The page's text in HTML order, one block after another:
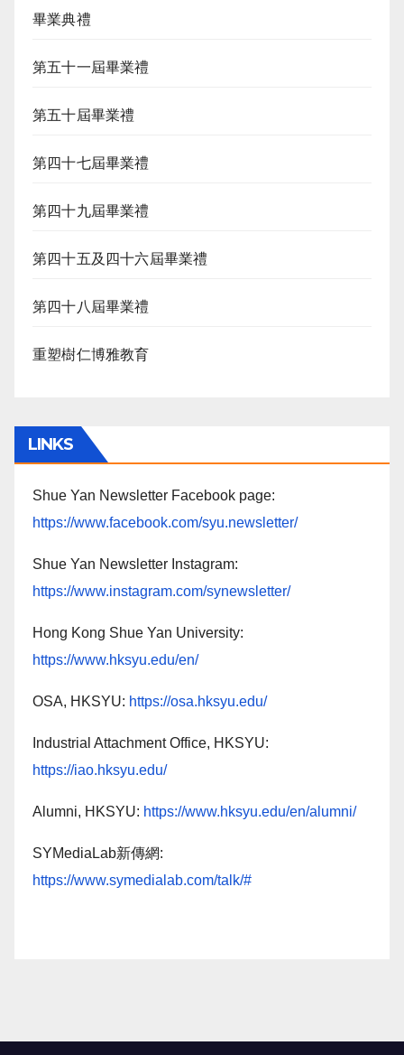
畢業典禮
第五十一屆畢業禮
第五十屆畢業禮
第四十七屆畢業禮
第四十九屆畢業禮
第四十五及四十六屆畢業禮
第四十八屆畢業禮
重塑樹仁博雅教育
LINKS
Shue Yan Newsletter Facebook page:
https://www.facebook.com/syu.newsletter/
Shue Yan Newsletter Instagram:
https://www.instagram.com/synewsletter/
Hong Kong Shue Yan University:
https://www.hksyu.edu/en/
OSA, HKSYU: https://osa.hksyu.edu/
Industrial Attachment Office, HKSYU:
https://iao.hksyu.edu/
Alumni, HKSYU: https://www.hksyu.edu/en/alumni/
SYMediaLab新傳網:
https://www.symedialab.com/talk/#